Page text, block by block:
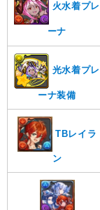
火水着プレ
ーナ
光水着プレ
ーナ装備
TBレイラ
ン